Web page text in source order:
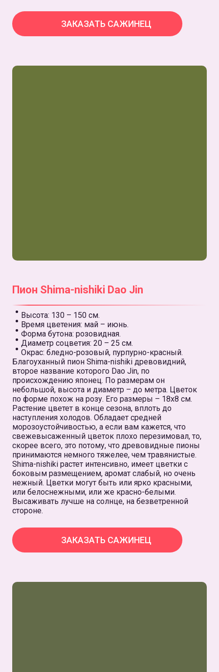
ЗАКАЗАТЬ САЖИНЕЦ
Пион Shima-nishiki Dao Jin
Высота: 130 – 150 см.
Время цветения: май – июнь.
Форма бутона: розовидная.
Диаметр соцветия: 20 – 25 см.
Окрас: бледно-розовый, пурпурно-красный.
Благоуханный пион Shima-nishiki древовидний,
второе название которого Dao Jin, по
происхождению японец. По размерам он
небольшой, высота и диаметр – до метра. Цветок
по форме похож на розу. Его размеры – 18х8 см.
Растение цветет в конце сезона, вплоть до
наступления холодов. Обладает средней
морозоустойчивостью, а если вам кажется, что
свежевысаженный цветок плохо перезимовал, то,
скорее всего, это потому, что древовидные пионы
принимаются немного тяжелее, чем травянистые.
Shima-nishiki растет интенсивно, имеет цветки с
боковым размещением, аромат слабый, но очень
нежный. Цветки могут быть или ярко красными,
или белоснежными, или же красно-белыми.
Высаживать лучше на солнце, на безветренной
стороне.
ЗАКАЗАТЬ САЖИНЕЦ